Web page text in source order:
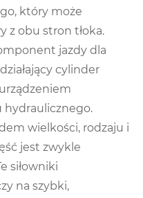
który może
z obu stron tłoka.
jazdy dla
cylinder
wielkości, rodzaju i
jest zwykle
siłowniki
na szybki,